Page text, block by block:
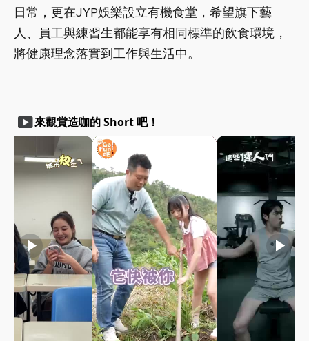
日常，更在JYP娛樂設立有機食堂，希望旗下藝
人、員工與練習生都能享有相同標準的飲食環境，
將健康理念落實到工作與生活中。
smart_display來觀賞造咖的 Short 吧！
play_arrow play_arrow play_arrow